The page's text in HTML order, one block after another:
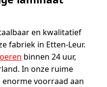
en kwalitatief
fabriek in Etten-Leur.
binnen 24 uur,
In onze ruime
voorraad aan